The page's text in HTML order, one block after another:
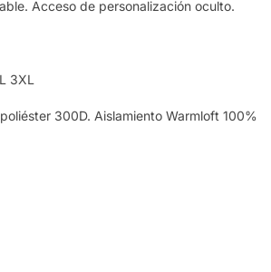
Acceso de personalización oculto.
3XL
300D. Aislamiento Warmloft 100%